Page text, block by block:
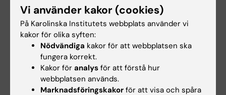
H9 Klinisk vetenskap, intervention och teknik, H5
Laboratoriemedicin, H7 Medicin, Huddinge, H1 Neurobiologi,
vårdvetenskap och samhälle, OF Odontologi
19 oktober
Vi använder kakor (cookies)
På Karolinska Institutets webbplats använder vi
kakor för olika syften:
Nödvändiga kakor för att webbplatsen ska
fungera korrekt.
Kakor för analys för att förstå hur
webbplatsen används.
Marknadsföringskakor för att visa och spåra